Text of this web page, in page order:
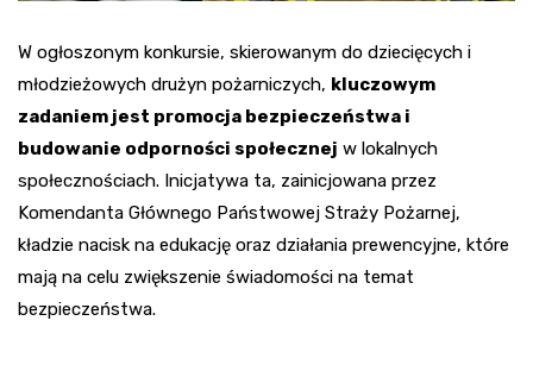
W ogłoszonym konkursie, skierowanym do dziecięcych i
młodzieżowych drużyn pożarniczych, kluczowym
zadaniem jest promocja bezpieczeństwa i
budowanie odporności społecznej w lokalnych
społecznościach. Inicjatywa ta, zainicjowana przez
Komendanta Głównego Państwowej Straży Pożarnej,
kładzie nacisk na edukację oraz działania prewencyjne, które
mają na celu zwiększenie świadomości na temat
bezpieczeństwa.